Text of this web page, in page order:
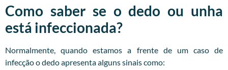
Como saber se o dedo ou unha
está infeccionada?
Normalmente, quando estamos a frente de um caso de
infecção o dedo apresenta alguns sinais como: